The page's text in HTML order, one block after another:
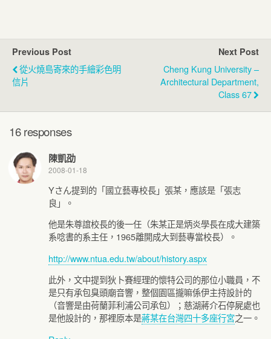
Previous Post
從火燒島寄來的手繪彩色明
信片
Next Post
Cheng Kung University –
Architectural Department,
Class 67
16 responses
陳凱劭
2008-01-18
Yさん提到的「國立藝專校長」張某，應該是「張志
良」。
他是朱尊誼校長的後一任（朱某正是炳炎學長在成大建築
系唸書的系主任，1965離開成大到藝專當校長）。
http://www.ntua.edu.tw/about/history.aspx
此外，文中提到狄卜賽經理的懷特公司的那位小職員，不
是只有承包臭頭廟音響，整個園區攏嘛係伊主持設計的
（音響是由荷蘭菲利浦公司承包）；慈湖蔣介石停屍處也
是他設計的，那裡原本是蔣某在台灣四十多座行宮之一。